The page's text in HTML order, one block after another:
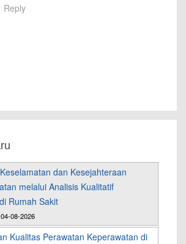
Reply
dan Kesejahteraan
melalui Analisis Kualitatif
Rumah Sakit
08-2026
Kualitas Perawatan Keperawatan di